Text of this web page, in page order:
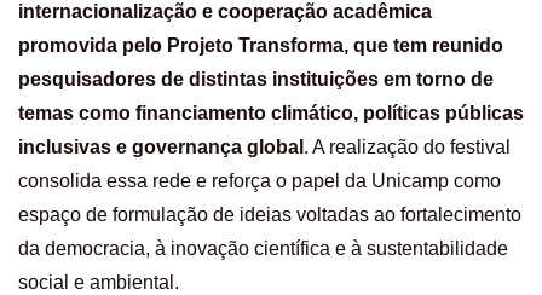
internacionalização e cooperação acadêmica
promovida pelo Projeto Transforma, que tem reunido
pesquisadores de distintas instituições em torno de
temas como financiamento climático, políticas públicas
inclusivas e governança global . A realização do festival
consolida essa rede e reforça o papel da Unicamp como
espaço de formulação de ideias voltadas ao fortalecimento
da democracia, à inovação científica e à sustentabilidade
social e ambiental.